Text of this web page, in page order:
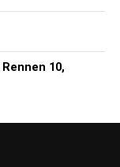
10,